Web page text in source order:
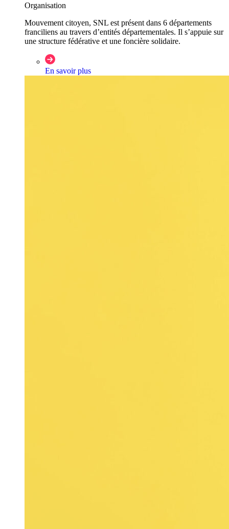
Organisation
Mouvement citoyen, SNL est présent dans 6 départements
franciliens au travers d’entités départementales. Il s’appuie sur
une structure fédérative et une foncière solidaire.
En savoir plus